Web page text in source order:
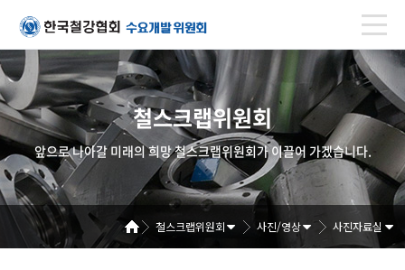
철스크랩위원회
앞으로 나아갈 미래의 희망 철스크랩위원회가 이끌어 가겠습니다.
철스크랩위원회 사진/영상 사진자료실